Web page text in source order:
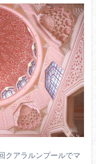
クアラルンプールでマ